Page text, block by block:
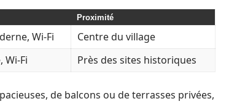
Proximité
Wi-Fi
Centre du village
Wi-Fi Près des sites historiques
de balcons ou de terrasses privées,